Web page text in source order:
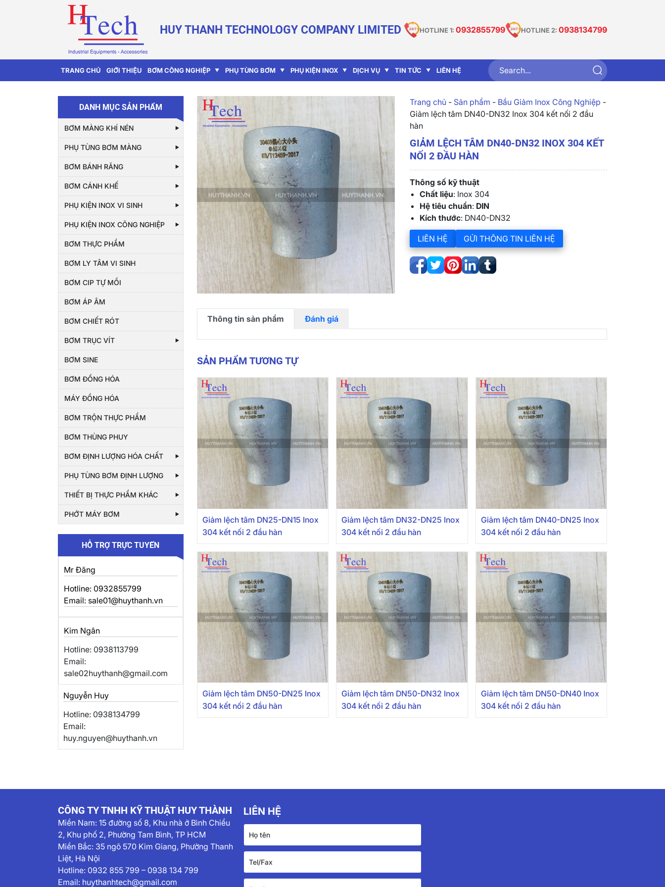
HUY THANH TECHNOLOGY COMPANY LIMITED HOTLINE 1: 0932855799 HOTLINE 2: 0938134799
TRANG CHỦ GIỚI THIỆU BƠM CÔNG NGHIỆP PHỤ TÙNG BƠM PHỤ KIỆN INOX DỊCH VỤ TIN TỨC LIÊN HỆ
DANH MỤC SẢN PHẨM
BƠM MÀNG KHÍ NÉN
PHỤ TÙNG BƠM MÀNG
BƠM BÁNH RĂNG
BƠM CÁNH KHẾ
PHỤ KIỆN INOX VI SINH
PHỤ KIỆN INOX CÔNG NGHIỆP
BƠM THỰC PHẨM
BƠM LY TÂM VI SINH
BƠM CIP TỰ MỒI
BƠM ÁP ÂM
BƠM CHIẾT RÓT
BƠM TRỤC VÍT
BƠM SINE
BƠM ĐỒNG HÓA
MÁY ĐỒNG HÓA
BƠM TRỘN THỰC PHẨM
BƠM THÙNG PHUY
BƠM ĐỊNH LƯỢNG HÓA CHẤT
PHỤ TÙNG BƠM ĐỊNH LƯỢNG
THIẾT BỊ THỰC PHẨM KHÁC
PHỚT MÁY BƠM
HỖ TRỢ TRỰC TUYẾN
Mr Đăng
Hotline: 0932855799
Email: sale01@huythanh.vn
Kim Ngân
Hotline: 0938113799
Email:
sale02huythanh@gmail.com
Nguyễn Huy
Hotline: 0938134799
Email:
huy.nguyen@huythanh.vn
Trang chủ- Sản phẩm - Bầu Giảm Inox Công Nghiệp -
Giảm lệch tâm DN40-DN32 Inox 304 kết nối 2 đầu
hàn
GIẢM LỆCH TÂM DN40-DN32 INOX 304 KẾT
NỐI 2 ĐẦU HÀN
Thông số kỹ thuật
Chất liệu: Inox 304
Hệ tiêu chuẩn: DIN
Kích thước: DN40-DN32
LIÊN HỆ GỬI THÔNG TIN LIÊN HỆ
Thông tin sản phẩm Đánh giá
SẢN PHẨM TƯƠNG TỰ
Giảm lệch tâm DN25-DN15 Inox
304 kết nối 2 đầu hàn
Giảm lệch tâm DN32-DN25 Inox
304 kết nối 2 đầu hàn
Giảm lệch tâm DN40-DN25 Inox
304 kết nối 2 đầu hàn
Giảm lệch tâm DN50-DN25 Inox
304 kết nối 2 đầu hàn
Giảm lệch tâm DN50-DN32 Inox
304 kết nối 2 đầu hàn
Giảm lệch tâm DN50-DN40 Inox
304 kết nối 2 đầu hàn
CÔNG TY TNHH KỸ THUẬT HUY THÀNH
Miền Nam: 15 đường số 8, Khu nhà ở Bình Chiểu
2, Khu phố 2, Phường Tam Bình, TP HCM
Miền Bắc: 35 ngõ 570 Kim Giang, Phường Thanh
Liệt, Hà Nội
Hotline: 0932 855 799 – 0938 134 799
Email: huythanhtech@gmail.com
LIÊN HỆ